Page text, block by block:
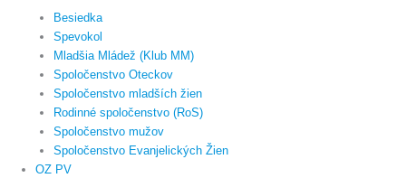
Besiedka
Spevokol
Mladšia Mládež (Klub MM)
Spoločenstvo Oteckov
Spoločenstvo mladších žien
Rodinné spoločenstvo (RoS)
Spoločenstvo mužov
Spoločenstvo Evanjelických Žien
OZ PV